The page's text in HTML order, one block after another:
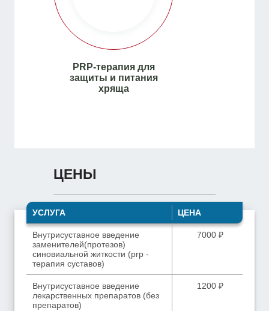
PRP‑терапия для
защиты и питания
хряща
ЦЕНЫ
УСЛУГА ЦЕНА
Внутрисуставное введение
заменителей(протезов)
синовиальной житкости (prp -
терапия суставов)
7000 ₽
Внутрисуставное введение
лекарственных препаратов (без
препаратов)
1200 ₽